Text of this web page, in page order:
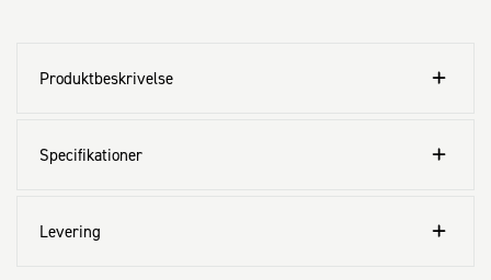
Produktbeskrivelse
Specifikationer
Levering